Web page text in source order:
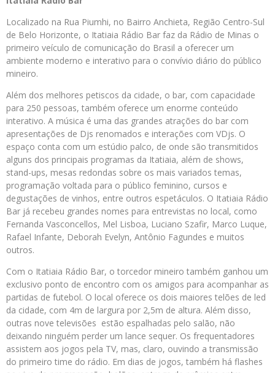
Localizado na Rua Piumhi, no Bairro Anchieta, Região Centro-Sul
de Belo Horizonte, o Itatiaia Rádio Bar faz da Rádio de Minas o
primeiro veículo de comunicação do Brasil a oferecer um
ambiente moderno e interativo para o convívio diário do público
mineiro.
Além dos melhores petiscos da cidade, o bar, com capacidade
para 250 pessoas, também oferece um enorme conteúdo
interativo. A música é uma das grandes atrações do bar com
apresentações de Djs renomados e interações com VDjs. O
espaço conta com um estúdio palco, de onde são transmitidos
alguns dos principais programas da Itatiaia, além de shows,
stand-ups, mesas redondas sobre os mais variados temas,
programação voltada para o público feminino, cursos e
degustações de vinhos, entre outros espetáculos. O Itatiaia Rádio
Bar já recebeu grandes nomes para entrevistas no local, como
Fernanda Vasconcellos, Mel Lisboa, Luciano Szafir, Marco Luque,
Rafael Infante, Deborah Evelyn, Antônio Fagundes e muitos
outros.
Com o Itatiaia Rádio Bar, o torcedor mineiro também ganhou um
exclusivo ponto de encontro com os amigos para acompanhar as
partidas de futebol. O local oferece os dois maiores telões de led
da cidade, com 4m de largura por 2,5m de altura. Além disso,
outras nove televisões estão espalhadas pelo salão, não
deixando ninguém perder um lance sequer. Os frequentadores
assistem aos jogos pela TV, mas, claro, ouvindo a transmissão
do primeiro time do rádio. Em dias de jogos, também há flashes